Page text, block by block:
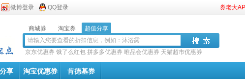
微博登录 QQ登录 券老大
商城券 淘宝券 超值分享
京东优惠券 饿了么红包 拼多多优惠券 唯品会优惠券 天猫超市优惠券
享 淘宝优惠券 肯德基券